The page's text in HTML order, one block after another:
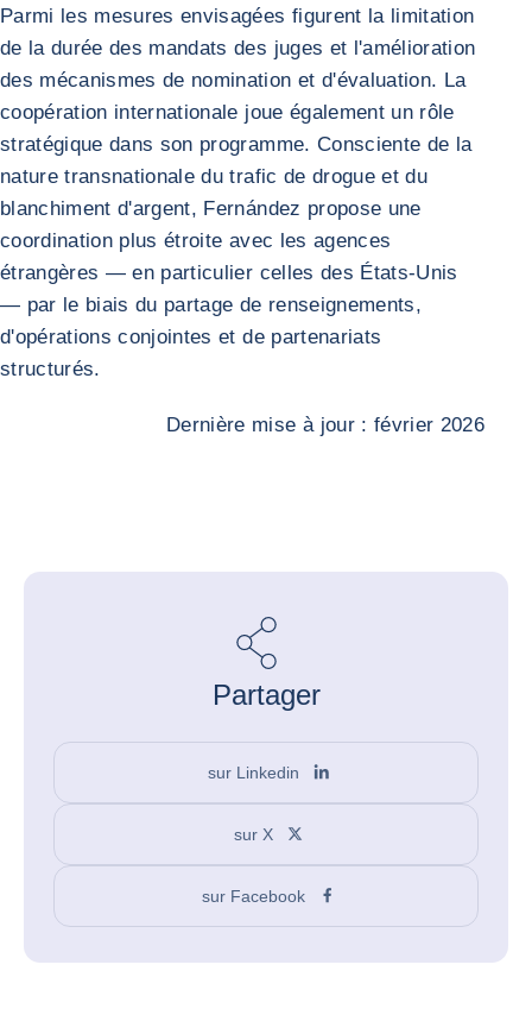
Parmi les mesures envisagées figurent la limitation
de la durée des mandats des juges et l'amélioration
des mécanismes de nomination et d'évaluation. La
coopération internationale joue également un rôle
stratégique dans son programme. Consciente de la
nature transnationale du trafic de drogue et du
blanchiment d'argent, Fernández propose une
coordination plus étroite avec les agences
étrangères — en particulier celles des États-Unis
— par le biais du partage de renseignements,
d'opérations conjointes et de partenariats
structurés.
Dernière mise à jour : février 2026
Partager
sur Linkedin
sur X
sur Facebook